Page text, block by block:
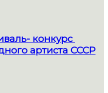
конкурс
артиста СССР